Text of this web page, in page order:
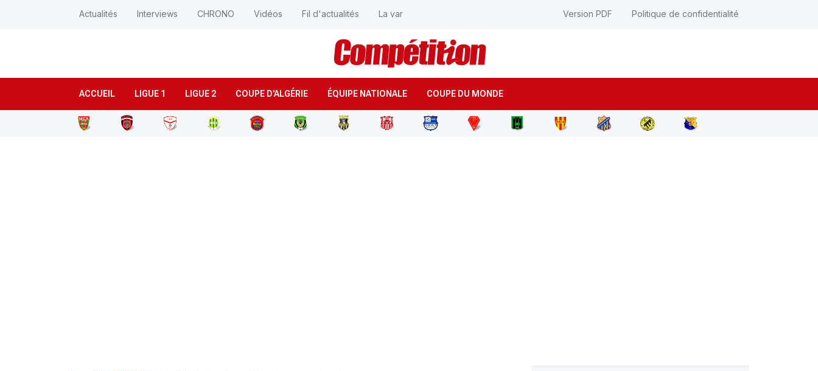
ACCUEIL LIGUE 1 LIGUE 2 COUPE D'ALGÉRIE ÉQUIPE NATIONALE COUPE DU MONDE
Actualités Interviews CHRONO Vidéos Fil d'actualités La var Version PDF Politique de confidentialité